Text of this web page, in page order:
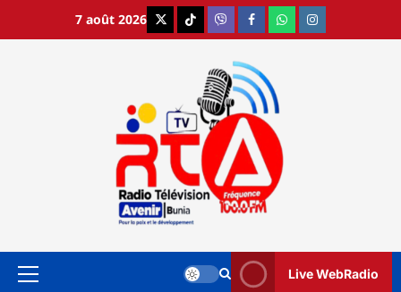
7 août 2026 X TikTokViber FacebookWhatsAppInstagram
Menu
Live WebRadio